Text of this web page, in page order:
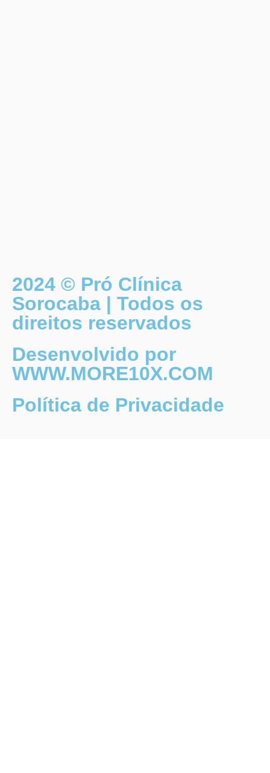
2024 © Pró Clínica
Sorocaba | Todos os
direitos reservados
Desenvolvido por
WWW.MORE10X.COM
Política de Privacidade